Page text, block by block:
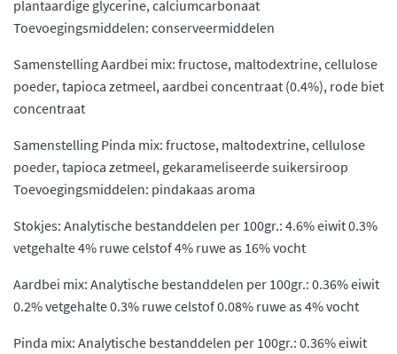
plantaardige glycerine, calciumcarbonaat
Toevoegingsmiddelen: conserveermiddelen
Samenstelling Aardbei mix: fructose, maltodextrine, cellulose
poeder, tapioca zetmeel, aardbei concentraat (0.4%), rode biet
concentraat
Samenstelling Pinda mix: fructose, maltodextrine, cellulose
poeder, tapioca zetmeel, gekarameliseerde suikersiroop
Toevoegingsmiddelen: pindakaas aroma
Stokjes: Analytische bestanddelen per 100gr.: 4.6% eiwit 0.3%
vetgehalte 4% ruwe celstof 4% ruwe as 16% vocht
Aardbei mix: Analytische bestanddelen per 100gr.: 0.36% eiwit
0.2% vetgehalte 0.3% ruwe celstof 0.08% ruwe as 4% vocht
Pinda mix: Analytische bestanddelen per 100gr.: 0.36% eiwit